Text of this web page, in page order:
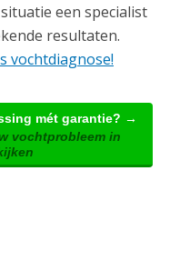
een specialist
resultaten.
vochtdiagnose!
mét garantie? →
vochtprobleem in